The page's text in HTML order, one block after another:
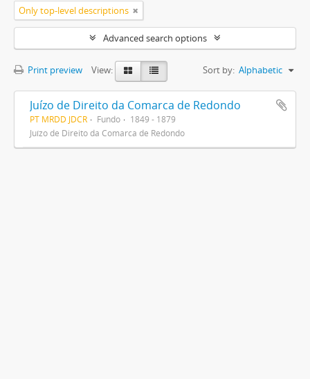
Only top-level descriptions
Advanced search options
Print preview View: Sort by: Alphabetic
Juízo de Direito da Comarca de Redondo
PT MRDD JDCR Fundo
1849 - 1879
Juízo de Direito da Comarca de Redondo